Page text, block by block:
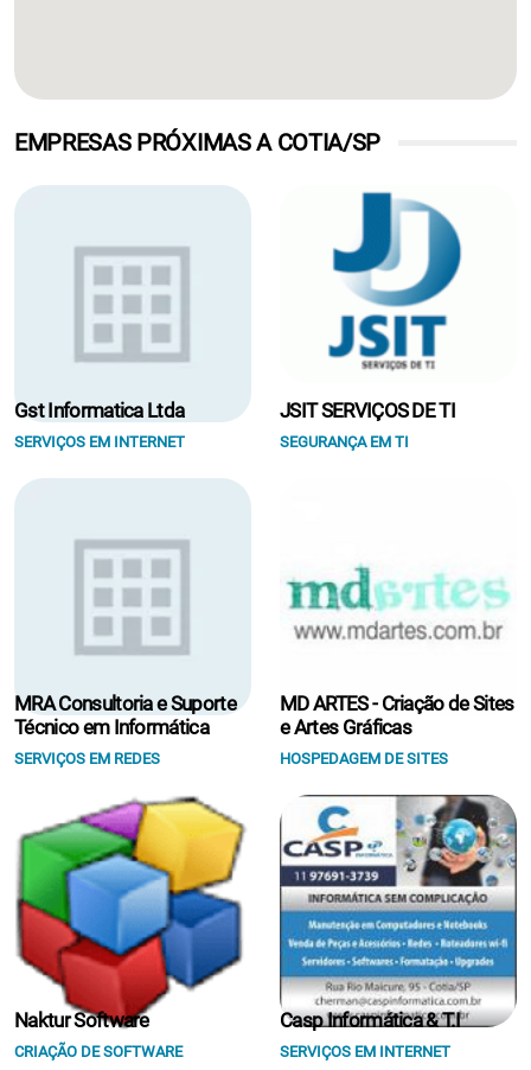
EMPRESAS PRÓXIMAS A COTIA/SP
Gst Informatica Ltda
SERVIÇOS EM INTERNET
JSIT SERVIÇOS DE TI
SEGURANÇA EM TI
MRA Consultoria e Suporte
Técnico em Informática
SERVIÇOS EM REDES
MD ARTES - Criação de Sites
e Artes Gráficas
HOSPEDAGEM DE SITES
Naktur Software
CRIAÇÃO DE SOFTWARE
Casp Informática & T.I
SERVIÇOS EM INTERNET